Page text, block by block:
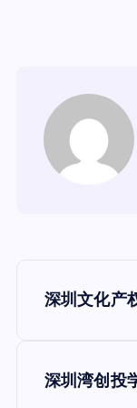
文
导
深圳文化产
深圳湾创投